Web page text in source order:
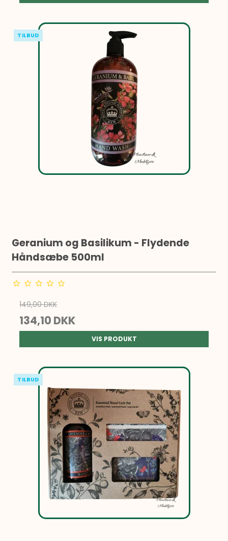
TILBUD
Geranium og Basilikum - Flydende
Håndsæbe 500ml
149,00 DKK
134,10 DKK
VIS PRODUKT
TILBUD